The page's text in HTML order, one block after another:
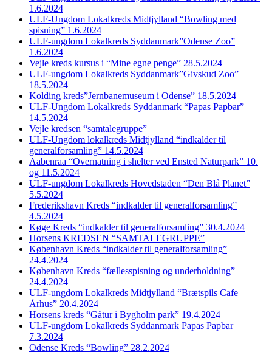
1.6.2024
ULF-Ungdom Lokalkreds Midtjylland “Bowling med
spisning” 1.6.2024
ULF-ungdom Lokalkreds Syddanmark”Odense Zoo”
1.6.2024
Vejle kreds kursus i “Mine egne penge” 28.5.2024
ULF-ungdom Lokalkreds Syddanmark”Givskud Zoo”
18.5.2024
Kolding kreds”Jernbanemuseum i Odense” 18.5.2024
ULF-Ungdom Lokalkreds Syddanmark “Papas Papbar”
14.5.2024
Vejle kredsen “samtalegruppe”
ULF-Ungdom lokalkreds Midtjylland “indkalder til
generalforsamling” 14.5.2024
Aabenraa “Overnatning i shelter ved Ensted Naturpark” 10.
og 11.5.2024
ULF-ungdom Lokalkreds Hovedstaden “Den Blå Planet”
5.5.2024
Frederikshavn Kreds “indkalder til generalforsamling”
4.5.2024
Køge Kreds “indkalder til generalforsamling” 30.4.2024
Horsens KREDSEN “SAMTALEGRUPPE”
København Kreds “indkalder til generalforsamling”
24.4.2024
København Kreds “fællesspisning og underholdning”
24.4.2024
ULF-ungdom Lokalkreds Midtjylland “Brætspils Cafe
Århus” 20.4.2024
Horsens kreds “Gåtur i Bygholm park” 19.4.2024
ULF-ungdom Lokalkreds Syddanmark Papas Papbar
7.3.2024
Odense Kreds “Bowling” 28.2.2024